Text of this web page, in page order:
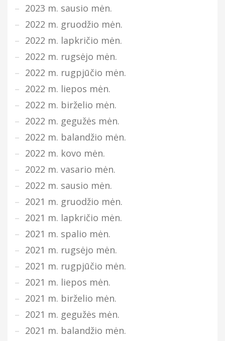
2023 m. sausio mėn.
2022 m. gruodžio mėn.
2022 m. lapkričio mėn.
2022 m. rugsėjo mėn.
2022 m. rugpjūčio mėn.
2022 m. liepos mėn.
2022 m. birželio mėn.
2022 m. gegužės mėn.
2022 m. balandžio mėn.
2022 m. kovo mėn.
2022 m. vasario mėn.
2022 m. sausio mėn.
2021 m. gruodžio mėn.
2021 m. lapkričio mėn.
2021 m. spalio mėn.
2021 m. rugsėjo mėn.
2021 m. rugpjūčio mėn.
2021 m. liepos mėn.
2021 m. birželio mėn.
2021 m. gegužės mėn.
2021 m. balandžio mėn.